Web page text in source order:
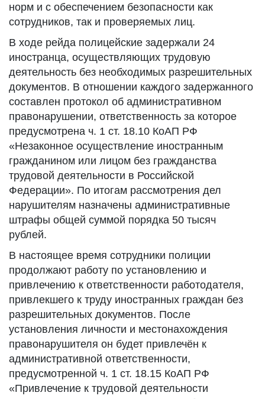
норм и с обеспечением безопасности как
сотрудников, так и проверяемых лиц.
В ходе рейда полицейские задержали 24
иностранца, осуществляющих трудовую
деятельность без необходимых разрешительных
документов. В отношении каждого задержанного
составлен протокол об административном
правонарушении, ответственность за которое
предусмотрена ч. 1 ст. 18.10 КоАП РФ
«Незаконное осуществление иностранным
гражданином или лицом без гражданства
трудовой деятельности в Российской
Федерации». По итогам рассмотрения дел
нарушителям назначены административные
штрафы общей суммой порядка 50 тысяч
рублей.
В настоящее время сотрудники полиции
продолжают работу по установлению и
привлечению к ответственности работодателя,
привлекшего к труду иностранных граждан без
разрешительных документов. После
установления личности и местонахождения
правонарушителя он будет привлечён к
административной ответственности,
предусмотренной ч. 1 ст. 18.15 КоАП РФ
«Привлечение к трудовой деятельности